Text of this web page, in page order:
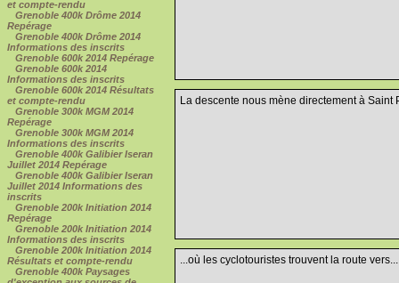
et compte-rendu
Grenoble 400k Drôme 2014
Repérage
Grenoble 400k Drôme 2014
Informations des inscrits
Grenoble 600k 2014 Repérage
Grenoble 600k 2014
Informations des inscrits
Grenoble 600k 2014 Résultats
et compte-rendu
Grenoble 300k MGM 2014
Repérage
Grenoble 300k MGM 2014
Informations des inscrits
Grenoble 400k Galibier Iseran
Juillet 2014 Repérage
Grenoble 400k Galibier Iseran
Juillet 2014 Informations des
inscrits
Grenoble 200k Initiation 2014
Repérage
Grenoble 200k Initiation 2014
Informations des inscrits
Grenoble 200k Initiation 2014
Résultats et compte-rendu
Grenoble 400k Paysages
La descente nous mène directement à Saint
...où les cyclotouristes trouvent la route vers...